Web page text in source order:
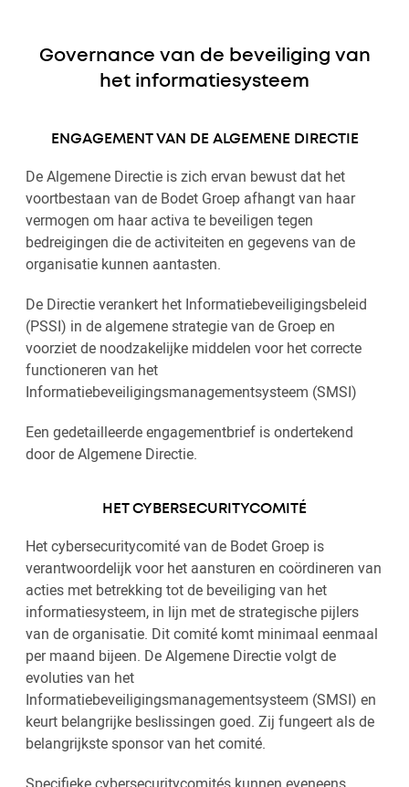
Governance van de beveiliging van
het informatiesysteem
ENGAGEMENT VAN DE ALGEMENE DIRECTIE
De Algemene Directie is zich ervan bewust dat het
voortbestaan van de Bodet Groep afhangt van haar
vermogen om haar activa te beveiligen tegen
bedreigingen die de activiteiten en gegevens van de
organisatie kunnen aantasten.
De Directie verankert het Informatiebeveiligingsbeleid
(PSSI) in de algemene strategie van de Groep en
voorziet de noodzakelijke middelen voor het correcte
functioneren van het
Informatiebeveiligingsmanagementsysteem (SMSI)
Een gedetailleerde engagementbrief is ondertekend
door de Algemene Directie.
HET CYBERSECURITYCOMITÉ
Het cybersecuritycomité van de Bodet Groep is
verantwoordelijk voor het aansturen en coördineren van
acties met betrekking tot de beveiliging van het
informatiesysteem, in lijn met de strategische pijlers
van de organisatie. Dit comité komt minimaal eenmaal
per maand bijeen. De Algemene Directie volgt de
evoluties van het
Informatiebeveiligingsmanagementsysteem (SMSI) en
keurt belangrijke beslissingen goed. Zij fungeert als de
belangrijkste sponsor van het comité.